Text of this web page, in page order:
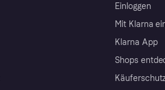
Einloggen
Mit Klarna
Klarna App
Shops